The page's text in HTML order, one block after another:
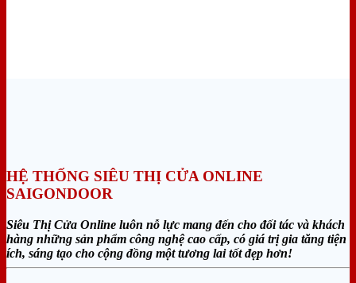
HỆ THỐNG SIÊU THỊ CỬA ONLINE
SAIGONDOOR
Siêu Thị Cửa Online luôn nỗ lực mang đến cho đối tác và khách
hàng những sản phẩm công nghệ cao cấp, có giá trị gia tăng tiện
ích, sáng tạo cho cộng đồng một tương lai tốt đẹp hơn!